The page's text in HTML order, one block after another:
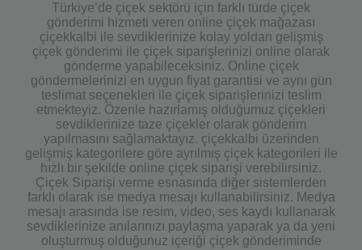
Türkiye’de çiçek sektörü için farklı türde çiçek
gönderimi hizmeti veren online çiçek mağazası
çiçekkalbi ile sevdiklerinize kolay yoldan gelişmiş
çiçek gönderimi ile çiçek siparişlerinizi online olarak
gönderme yapabileceksiniz. Online çiçek
göndermelerinizi en uygun fiyat garantisi ve aynı gün
teslimat seçenekleri ile çiçek siparişlerinizi teslim
etmekteyiz. Özenle hazırlamış olduğumuz çiçekleri
sevdiklerinize taze çiçekler olarak gönderim
yapılmasını sağlamaktayız. çiçekkalbi üzerinden
gelişmiş kategorilere göre ayrılmış çiçek kategorileri ile
hızlı bir şekilde online çiçek siparişi verebilirsiniz.
Çiçek Siparişi verme esnasında diğer sistemlerden
farklı olarak ise medya mesajı kullanabilirsiniz. Medya
mesajı arasında ise resim, video, ses kaydı kullanarak
sevdiklerinize anılarınızı paylaşma yaparak ya da yeni
oluşturmuş olduğunuz içeriği çiçek gönderiminde